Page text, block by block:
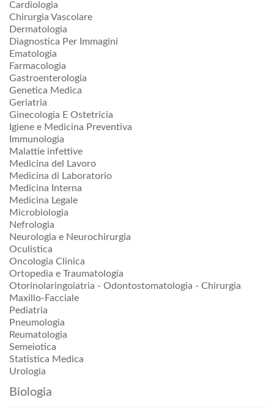
Cardiologia
Chirurgia Vascolare
Dermatologia
Diagnostica Per Immagini
Ematologia
Farmacologia
Gastroenterologia
Genetica Medica
Geriatria
Ginecologia E Ostetricia
Igiene e Medicina Preventiva
Immunologia
Malattie infettive
Medicina del Lavoro
Medicina di Laboratorio
Medicina Interna
Medicina Legale
Microbiologia
Nefrologia
Neurologia e Neurochirurgia
Oculistica
Oncologia Clinica
Ortopedia e Traumatologia
Otorinolaringoiatria - Odontostomatologia - Chirurgia
Maxillo-Facciale
Pediatria
Pneumologia
Reumatologia
Semeiotica
Statistica Medica
Urologia
Biologia